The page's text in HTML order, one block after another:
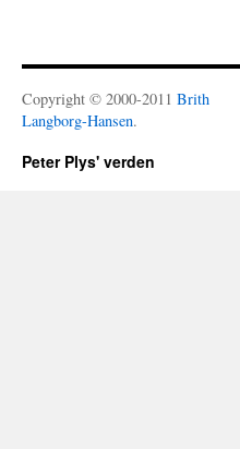
Copyright © 2000-2011 Brith
Langborg-Hansen.
Peter Plys' verden